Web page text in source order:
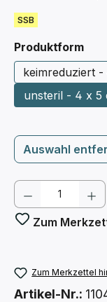
SSB
Produktform
keimreduziert
unsteril - 4 x 5
Auswahl
Produkt
Zum
Zum Merkzettel
Artikel-Nr.: